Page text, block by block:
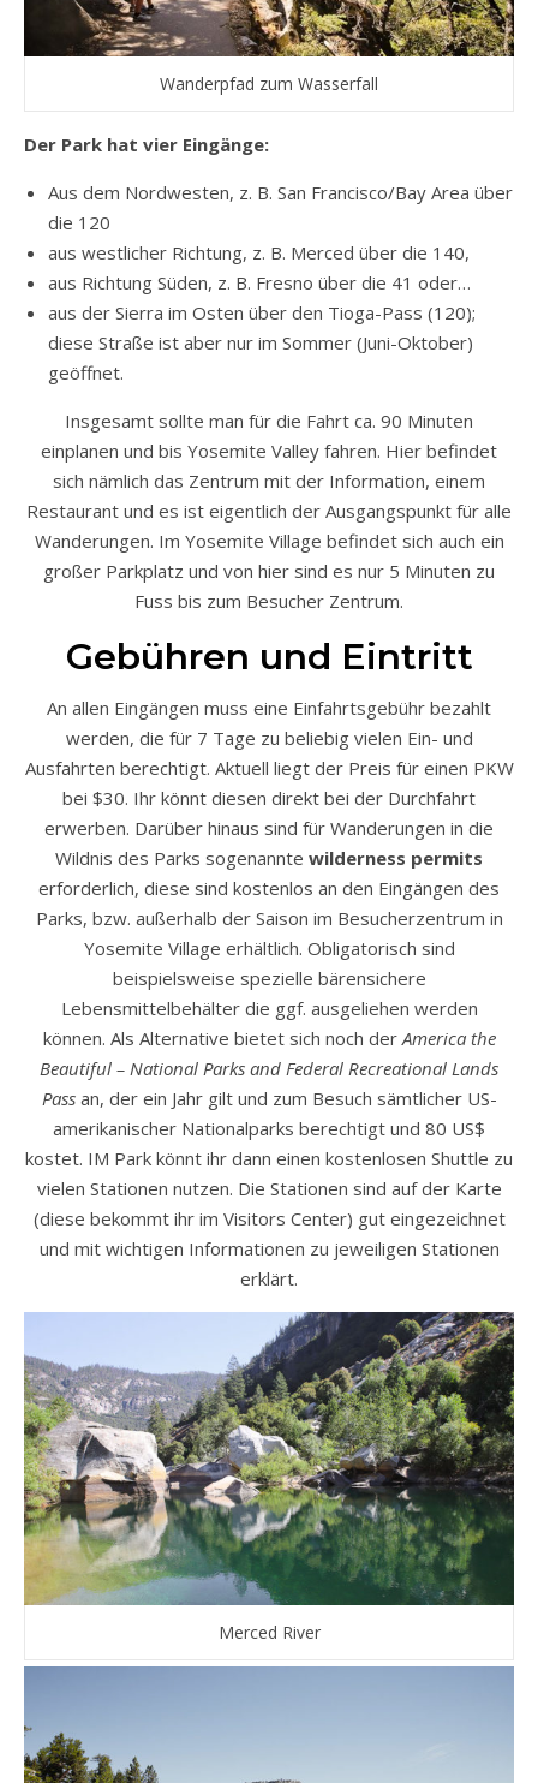
Wanderpfad zum Wasserfall
Der Park hat vier Eingänge:
Aus dem Nordwesten, z. B. San Francisco/Bay Area über
die 120
aus westlicher Richtung, z. B. Merced über die 140,
aus Richtung Süden, z. B. Fresno über die 41 oder…
aus der Sierra im Osten über den Tioga-Pass (120);
diese Straße ist aber nur im Sommer (Juni-Oktober)
geöffnet.
Insgesamt sollte man für die Fahrt ca. 90 Minuten
einplanen und bis Yosemite Valley fahren. Hier befindet
sich nämlich das Zentrum mit der Information, einem
Restaurant und es ist eigentlich der Ausgangspunkt für alle
Wanderungen. Im Yosemite Village befindet sich auch ein
großer Parkplatz und von hier sind es nur 5 Minuten zu
Fuss bis zum Besucher Zentrum.
Gebühren und Eintritt
An allen Eingängen muss eine Einfahrtsgebühr bezahlt
werden, die für 7 Tage zu beliebig vielen Ein- und
Ausfahrten berechtigt. Aktuell liegt der Preis für einen PKW
bei $30. Ihr könnt diesen direkt bei der Durchfahrt
erwerben. Darüber hinaus sind für Wanderungen in die
Wildnis des Parks sogenannte wilderness permits
erforderlich, diese sind kostenlos an den Eingängen des
Parks, bzw. außerhalb der Saison im Besucherzentrum in
Yosemite Village erhältlich. Obligatorisch sind
beispielsweise spezielle bärensichere
Lebensmittelbehälter die ggf. ausgeliehen werden
können. Als Alternative bietet sich noch der America the
Beautiful – National Parks and Federal Recreational Lands
Passan, der ein Jahr gilt und zum Besuch sämtlicher US-
amerikanischer Nationalparks berechtigt und 80 US$
kostet. IM Park könnt ihr dann einen kostenlosen Shuttle zu
vielen Stationen nutzen. Die Stationen sind auf der Karte
(diese bekommt ihr im Visitors Center) gut eingezeichnet
und mit wichtigen Informationen zu jeweiligen Stationen
erklärt.
Merced River